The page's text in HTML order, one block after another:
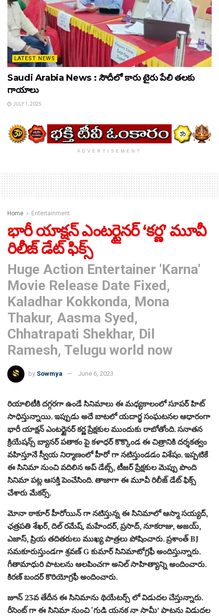
LATEST NEWS
Saudi Arabia News : సౌదీలో కారు టైరు పేలి తలకు
గాయాలు
JULY 1, 2025
ADVERTISEMENT
Home Entertainment
భారీ యాక్షన్ ఎంటర్టైనర్ ‘కర్ణ’ మూవీ
రిలీజ్ డేట్ ఫిక్స్
Huge Action Entertainer 'Karna'
Movie Release Date Fixed,
Kaladhar Kokkonda, Mona
Thakur, Aasma Syed,
Chhatrapati Shekhar, Dil
Ramesh, Telugu world now
by Sowmya June 6, 2023
రియాలిటీకి దగ్గరగా ఉండే సినిమాలు ఈ మధ్యకాలంలో సూపర్ హిట్
సాధిస్తున్నాయి. ఇప్పుడు అదే బాటలో యదార్థ సంఘటనల ఆధారంగా
భారీ యాక్షన్ ఎంటర్టైనర్ కర్ణ ప్రేక్షకుల ముందుకు రాబోతోంది. సనాతన
క్రియేషన్స్ బ్యానర్ పతాకం పై కళాధర్ కొక్కొండ ఈ చిత్రానికి దర్శకత్వం
వహిస్తూనే స్వీయ నిర్మాణంలో హీరో గా నటిస్తుండడం విశేషం. ఇప్పటికే
ఈ సినిమా నుంచి వదిలిన అప్ డేట్స్, టీజర్ ప్రేక్షకుల మెప్పు పొంది
సినిమా పట్ల ఆసక్తి పెంచేసింది. తాజాగా ఈ మూవీ రిలీజ్ డేట్ ఫిక్స్
చేశారు మేకర్స్.
మోనా ఠాకూర్ హీరోయిన్ గా నటిస్తున్న ఈ సినిమాలో ఆస్మా సయ్యద్,
ఛత్రపతి శేఖర్, దిల్ రమేష్, మహేందర్, ప్రసాద్, నూకరాజు, అజయ్,
ఎజాస్, ప్రియ తదితరులు ముఖ్య పాత్రలు పోషించారు. ప్రశాంత్ BJ
సమకూరుస్తుండగా శ్రవణ్ G కుమార్ సినిమాటోగ్రఫీ అందిస్తున్నారు.
గీతామాధురి పాటలను ఆలపించగా అనిల్ సాహిత్యాన్ని అందించారు.
కిరణ్ బందర్ కొరియోగ్రఫీ అందించారు.
జూన్ 23వ తేదీన ఈ సినిమాను థియేటర్స్ లో విడుదల చేస్తున్నారు.
రీసెంట్ గా ఈ సినిమా నుంచి ‘గుడి యనక నా సామీ’ పాటను విడుదల